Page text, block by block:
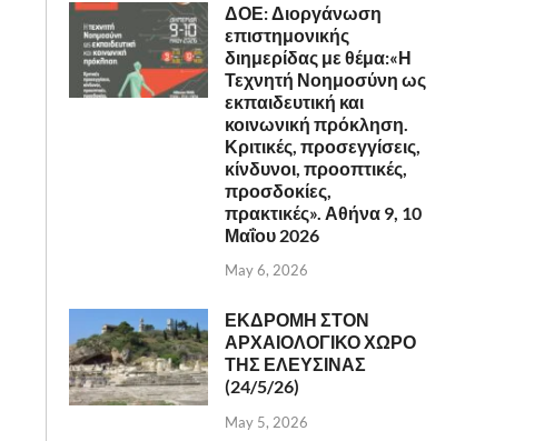
ΔΟΕ: Διοργάνωση
επιστημονικής
διημερίδας με θέμα:«Η
Τεχνητή Νοημοσύνη ως
εκπαιδευτική και
κοινωνική πρόκληση.
Κριτικές, προσεγγίσεις,
κίνδυνοι, προοπτικές,
προσδοκίες,
πρακτικές». Αθήνα 9, 10
Μαΐου 2026
May 6, 2026
ΕΚΔΡΟΜΗ ΣΤΟΝ
ΑΡΧΑΙΟΛΟΓΙΚΟ ΧΩΡΟ
ΤΗΣ ΕΛΕΥΣΙΝΑΣ
(24/5/26)
May 5, 2026